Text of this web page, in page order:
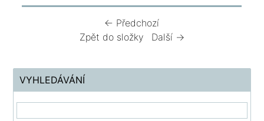
← Předchozí
Zpět do složky
Další →
VYHLEDÁVÁNÍ